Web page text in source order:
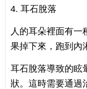
4. 耳石脫落
人的耳朵裡面有一
果掉下來，跑到內
耳石脫落導致的眩
狀。這時需要通過